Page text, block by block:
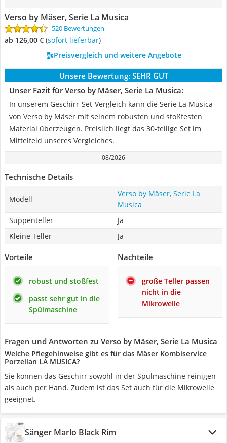
Verso by Mäser, Serie La Musica
520 Bewertungen
ab 126,00 € ( Sofort lieferbar)
Preisvergleich und weitere Angebote
Unsere Bewertung: SEHR GUT
Unser Fazit für Verso by Mäser, Serie La Musica:
In unserem Geschirr-Set-Vergleich kann die Serie La Musica
von Verso by Mäser mit seinem robusten und stoßfesten
Material überzeugen. Preislich liegt das 30-teilige Set im
Mittelfeld unseres Vergleiches.
08/2026
Technische Details
Modell
Verso by Mäser, Serie La
Musica
Suppenteller
Ja
Kleine Teller
Ja
Vorteile
robust und stoßfest
passt sehr gut in die
Spülmaschine
Nachteile
große Teller passen
nicht in die
Mikrowelle
Fragen und Antworten zu Verso by Mäser, Serie La Musica
Welche Pflegehinweise gibt es für das Mäser Kombiservice
Porzellan LA MUSICA?
Sie können das Geschirr sowohl in der Spülmaschine reinigen
als auch per Hand. Zudem ist das Set auch für die Mikrowelle
geeignet.
Sänger Marlo Black Rim